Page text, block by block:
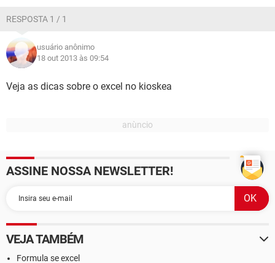
RESPOSTA 1 / 1
usuário anônimo
18 out 2013 às 09:54
Veja as dicas sobre o excel no kioskea
ASSINE NOSSA NEWSLETTER!
VEJA TAMBÉM
Formula se excel